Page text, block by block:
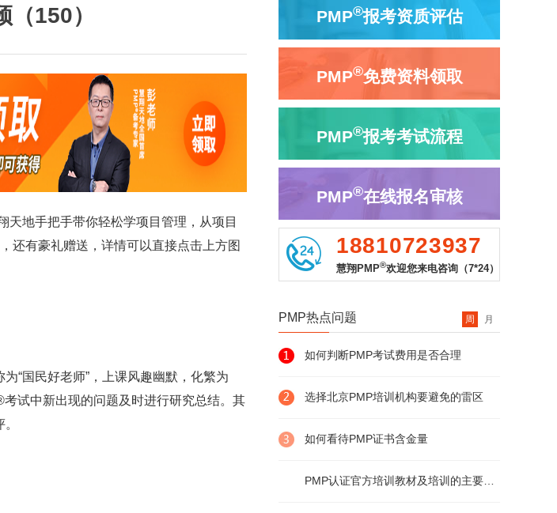
150）
天地手把手带你轻松学项目管理，从项目
还有豪礼赠送，详情可以直接点击上方图
国民好老师”，上课风趣幽默，化繁为
试中新出现的问题及时进行研究总结。其
PMP®报考资质评估
PMP®免费资料领取
PMP®报考考试流程
PMP®在线报名审核
18810723937
慧翔PMP®欢迎您来电咨询（7*24）
PMP热点问题 周 月
如何判断PMP考试费用是否合理
选择北京PMP培训机构要避免的雷区
如何看待PMP证书含金量